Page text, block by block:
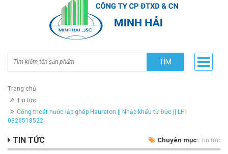
TÌM
Trang chủ
Tin tức
Cống thoát nước lắp ghép Hauraton || Nhập khẩu từ Đức || LH:
0326518522
TIN TỨC Chuyên mục: Tin tức